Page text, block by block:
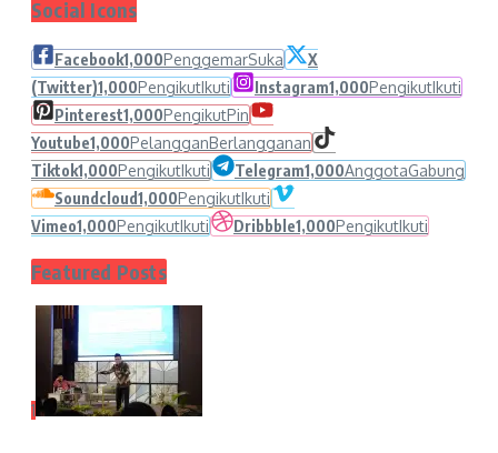
Social Icons
Facebook1,000PenggemarSuka
X
(Twitter)1,000PengikutIkuti Instagram1,000PengikutIkuti
Pinterest1,000PengikutPin
Youtube1,000PelangganBerlangganan
Tiktok1,000PengikutIkuti Telegram1,000AnggotaGabung
Soundcloud1,000PengikutIkuti
Vimeo1,000PengikutIkuti Dribbble1,000PengikutIkuti
Featured Posts
1